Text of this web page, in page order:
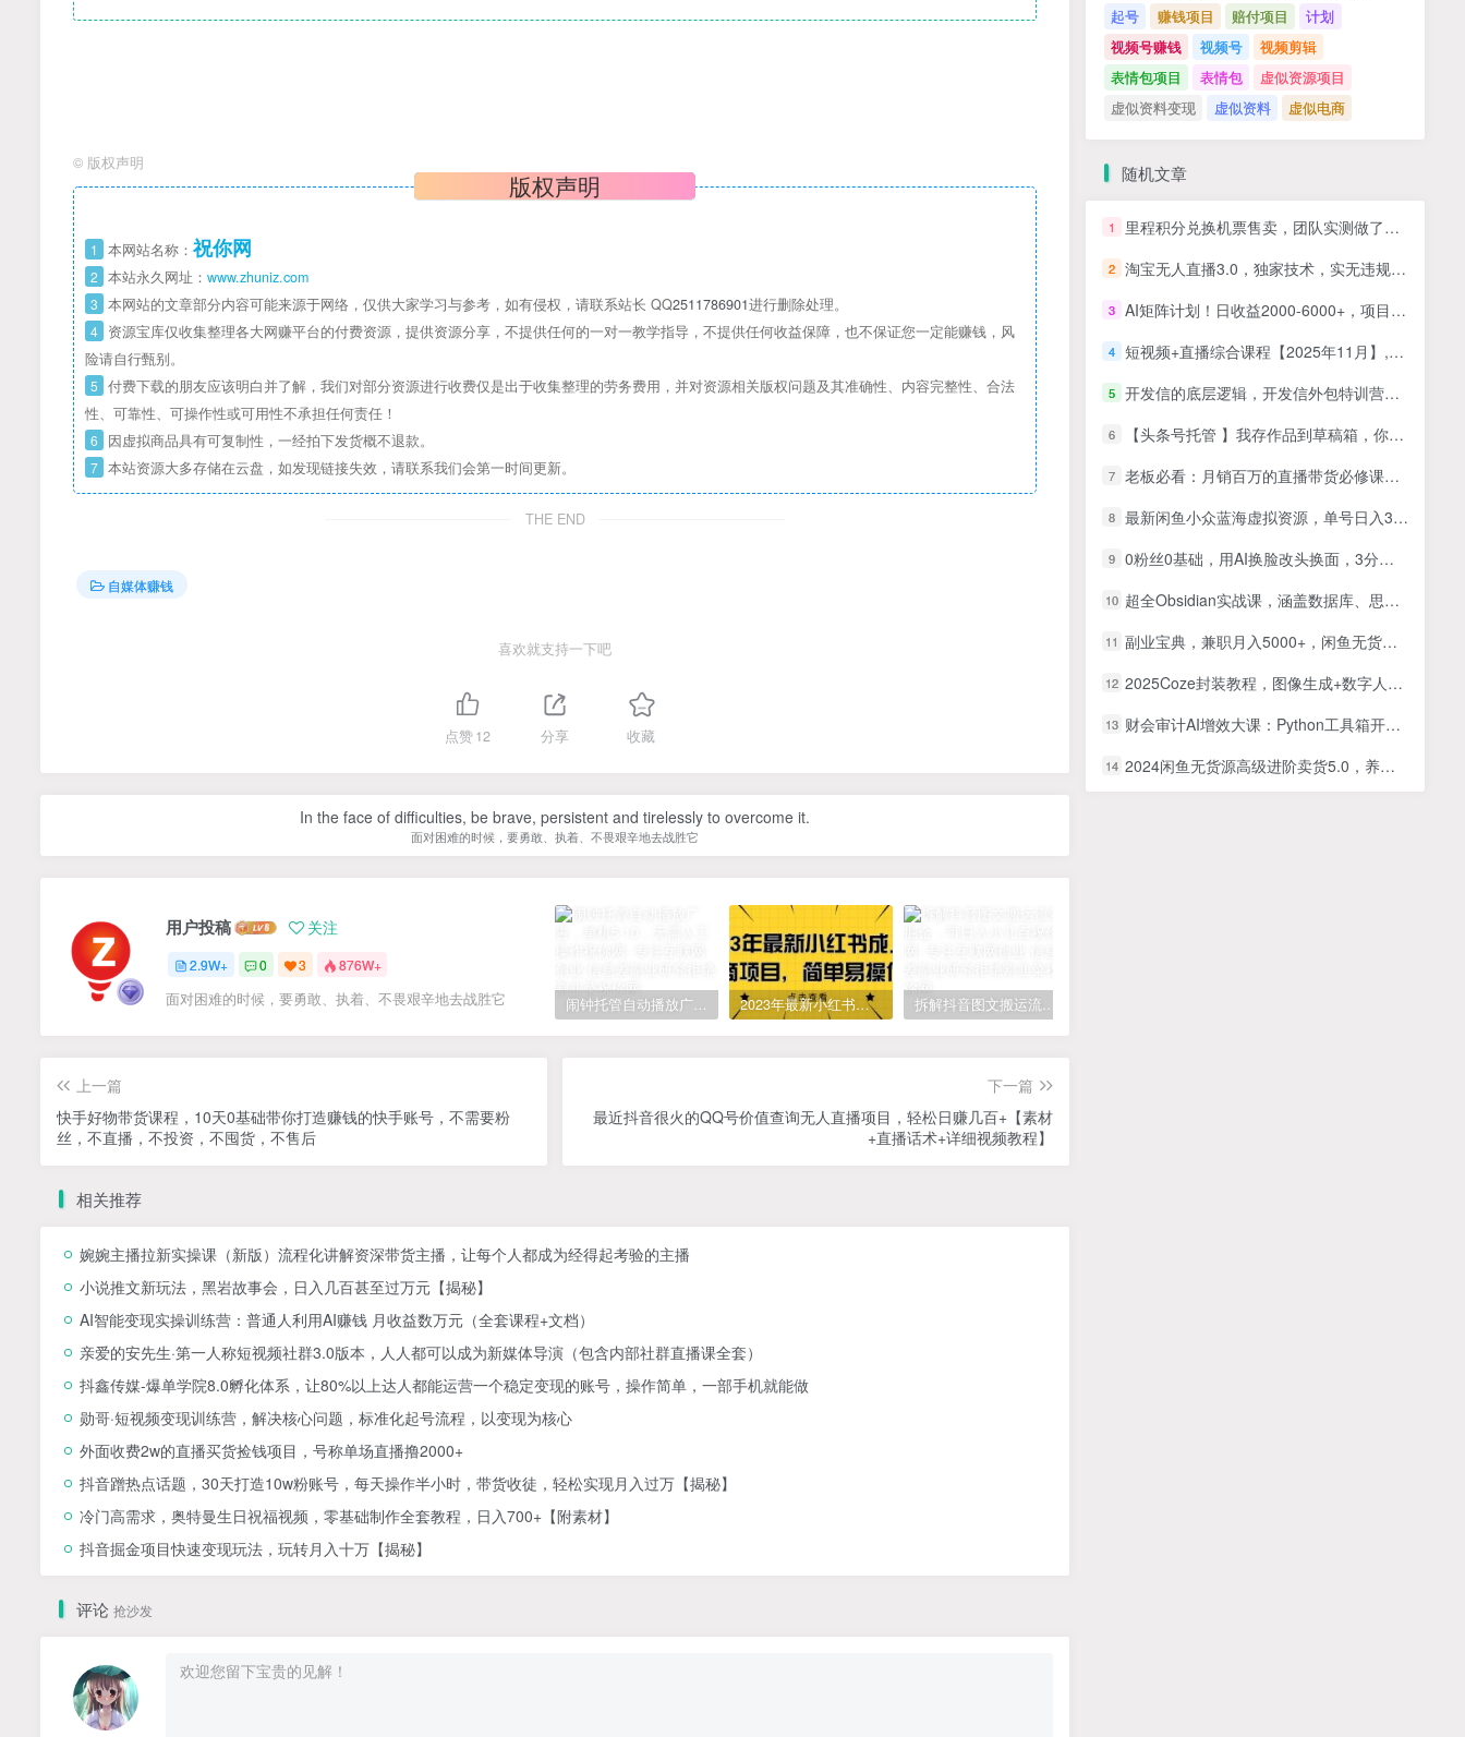
© 版权声明
版权声明
1 本网站名称： 祝你网
2 本站永久网址： www.zhuniz.com
3 本网站的文章部分内容可能来源于网络，仅供大家学习与参考，如有侵权，请联系站长 QQ2511786901进行删除处理。
4 资源宝库仅收集整理各大网赚平台的付费资源，提供资源分享，不提供任何的一对一教学指导，不提供任何收益保障，也不保证您一定能赚钱，风
险请自行甄别。
5 付费下载的朋友应该明白并了解，我们对部分资源进行收费仅是出于收集整理的劳务费用，并对资源相关版权问题及其准确性、内容完整性、合法
性、可靠性、可操作性或可用性不承担任何责任！
6 因虚拟商品具有可复制性，一经拍下发货概不退款。
7 本站资源大多存储在云盘，如发现链接失效，请联系我们会第一时间更新。
THE END
自媒体赚钱
喜欢就支持一下吧
点赞12 分享 收藏
In the face of difficulties, be brave, persistent and tirelessly to overcome it.
面对困难的时候，要勇敢、执着、不畏艰辛地去战胜它
用户投稿 关注
2.9W+ 0 3 876W+
面对困难的时候，要勇敢、执着、不畏艰辛地去战胜它 2023年最新小红书成人电商项目，简单易操作【详细教程】
上一篇
快手好物带货课程，10天0基础带你打造赚钱的快手账号，不需要粉
丝，不直播，不投资，不囤货，不售后
下一篇
最近抖音很火的QQ号价值查询无人直播项目，轻松日赚几百+【素材
+直播话术+详细视频教程】
相关推荐
婉婉主播拉新实操课（新版）流程化讲解资深带货主播，让每个人都成为经得起考验的主播
小说推文新玩法，黑岩故事会，日入几百甚至过万元【揭秘】
AI智能变现实操训练营：普通人利用AI赚钱 月收益数万元（全套课程+文档）
亲爱的安先生·第一人称短视频社群3.0版本，人人都可以成为新媒体导演（包含内部社群直播课全套）
抖鑫传媒-爆单学院8.0孵化体系，让80%以上达人都能运营一个稳定变现的账号，操作简单，一部手机就能做
勋哥·短视频变现训练营，解决核心问题，标准化起号流程，以变现为核心
外面收费2w的直播买货捡钱项目，号称单场直播撸2000+
抖音蹭热点话题，30天打造10w粉账号，每天操作半小时，带货收徒，轻松实现月入过万【揭秘】
冷门高需求，奥特曼生日祝福视频，零基础制作全套教程，日入700+【附素材】
抖音掘金项目快速变现玩法，玩转月入十万【揭秘】
评论 抢沙发
起号
赚钱项目 赔付项目
计划
视频号赚钱
视频号
视频剪辑
表情包项目
表情包
虚似资源项目
虚似资料变现
虚似资料 虚似电商
随机文章
1 里程积分兑换机票售卖，团队实测做了四年的项目，纯手机操作，小白兼职月入10万+
2 淘宝无人直播3.0，独家技术，实无违规封号，日收益1k+，支持矩阵放大，长期稳定
3 AI矩阵计划！日收益2000-6000+，项目绿色长久，安全稳健，合规靠谱，可批量放大。
4 短视频+直播综合课程【2025年11月】,审核新规-流量结构-搜索联动-核心算法-推流细节
5 开发信的底层逻辑，开发信外包特训营，如何靠开发信多做2000万
6 【头条号托管 】我存作品到草稿箱，你每天5分钟发布，最高月入2W+
7 老板必看：月销百万的直播带货必修课，直播带货从亏钱到月赚50万，听这门课就够了
8 最新闲鱼小众蓝海虚拟资源，单号日入300＋，三天必起店，矩阵放大月入1-2W
9 0粉丝0基础，用AI换脸改头换面，3分钟一条原创视频，收益稳稳
10 超全Obsidian实战课，涵盖数据库、思维导图、白板绘图、文献联动、AI生成，一站式搞定所有知识管理需求
11 副业宝典，兼职月入5000+，闲鱼无货源实操手册【揭秘】
12 2025Coze封装教程，图像生成+数字人+发票处理，可视化操作与流程封装技术
13 财会审计AI增效大课：Python工具箱开发，ExcelVBA加载项与智能Agent落地教学
14 2024闲鱼无货源高级进阶卖货5.0，养号＋选品＋上架＋优化＋出单整套流程